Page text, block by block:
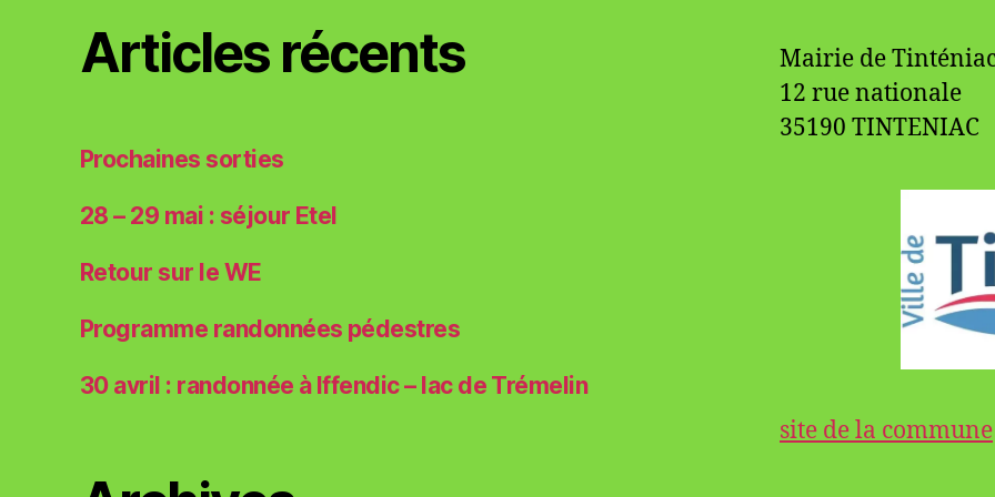
Articles récents
Prochaines sorties
28 – 29 mai : séjour Etel
Retour sur le WE
Programme randonnées pédestres
30 avril : randonnée à Iffendic – lac de Trémelin
Mairie de
12 rue nationale
35190 TINTENIAC
site de la commune